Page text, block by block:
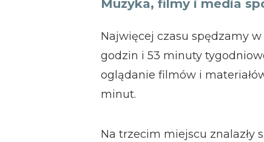
Muzyka, filmy i media
Najwięcej czasu spędzamy
godzin i 53 minuty
oglądanie filmów i
minut.
Na trzecim miejscu znalazły